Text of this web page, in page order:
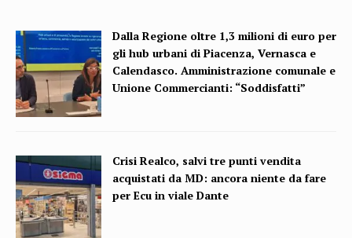
Dalla Regione oltre 1,3 milioni di euro per
gli hub urbani di Piacenza, Vernasca e
Calendasco. Amministrazione comunale e
Unione Commercianti: “Soddisfatti”
Crisi Realco, salvi tre punti vendita
acquistati da MD: ancora niente da fare
per Ecu in viale Dante